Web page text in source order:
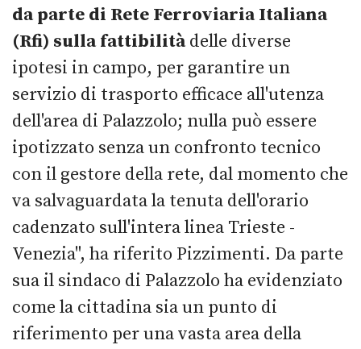
da parte di Rete Ferroviaria Italiana
(Rfi) sulla fattibilitàdelle diverse
ipotesi in campo, per garantire un
servizio di trasporto efficace all'utenza
dell'area di Palazzolo; nulla può essere
ipotizzato senza un confronto tecnico
con il gestore della rete, dal momento che
va salvaguardata la tenuta dell'orario
cadenzato sull'intera linea Trieste -
Venezia", ha riferito Pizzimenti. Da parte
sua il sindaco di Palazzolo ha evidenziato
come la cittadina sia un punto di
riferimento per una vasta area della